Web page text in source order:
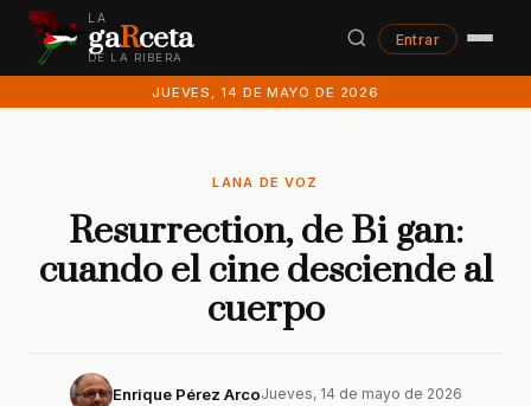
LA
gaRceta
DE LA RIBERA
Entrar
JUEVES, 14 DE MAYO DE 2026
LANA DE VOZ
Resurrection, de Bi gan:
cuando el cine desciende al
cuerpo
Enrique Pérez ArcoJueves, 14 de mayo de 2026